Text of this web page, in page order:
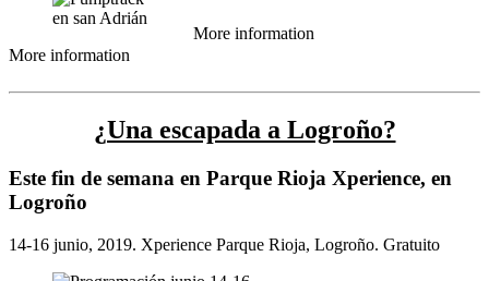
More information
More information
¿Una escapada a Logroño?
Este fin de semana en Parque Rioja Xperience, en
Logroño
14-16 junio, 2019. Xperience Parque Rioja, Logroño. Gratuito